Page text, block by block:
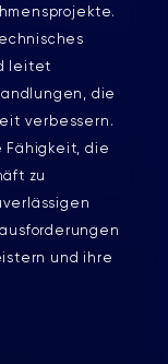
leitet
die
verbessern.
Fähigkeit, die
zu
und ihre